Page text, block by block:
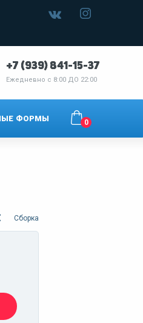
+7 (939) 841-15-37
Ежедневно с 8:00 ДО 22:00
ФОРМЫ 0
Сборка